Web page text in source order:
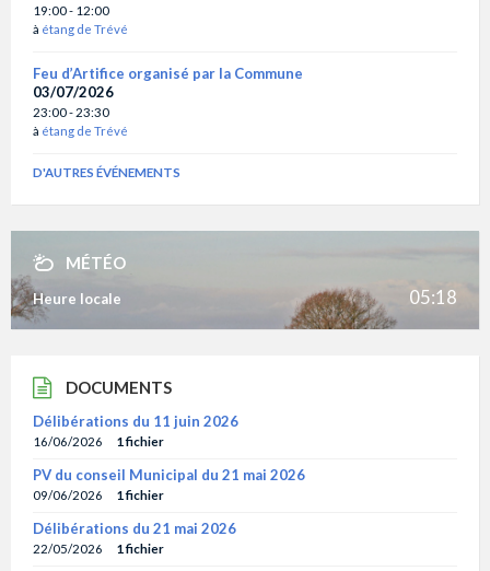
19:00 - 12:00
à étang de Trévé
Feu d’Artifice organisé par la Commune
03/07/2026
23:00 - 23:30
à étang de Trévé
D'AUTRES ÉVÉNEMENTS
MÉTÉO
Heure locale 05:18
DOCUMENTS
Délibérations du 11 juin 2026
16/06/2026 1 fichier
PV du conseil Municipal du 21 mai 2026
09/06/2026 1 fichier
Délibérations du 21 mai 2026
22/05/2026 1 fichier